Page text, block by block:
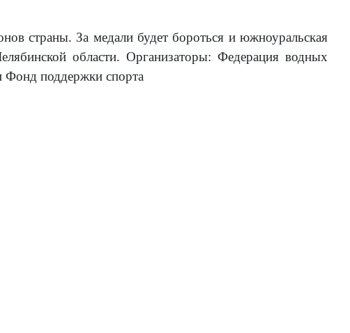
страны. За медали будет бороться и южноуральская
области. Организаторы: Федерация водных
Фонд поддержки спорта